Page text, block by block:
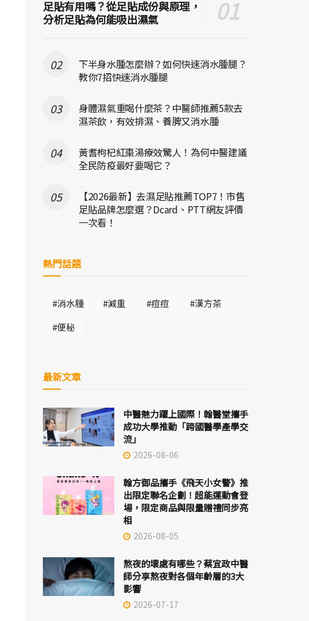
足貼有用嗎？從足貼成份與原理，
分析足貼為何能吸出濕氣
下半身水腫怎麼辦？如何快速消水腫腿？
教你7招快速消水腫腿
身體濕氣重喝什麼茶？中醫師推薦5款去
濕茶飲，有效排濕、養脾又消水腫
黃耆枸杞紅棗湯療效驚人！為何中醫建議
全民防疫最好要喝它？
【2026最新】去濕足貼推薦TOP7！市售
足貼品牌怎麼選？Dcard、PTT網友評價
一次看！
熱門話題
#消水腫 #減重 #痘痘
#漢方茶
#便秘
最新文章
中醫魅力躍上國際！翰醫堂攜手
成功大學推動「跨國醫學產學交
流」
2026-08-06
翰方御品攜手《飛天小女警》推
出限定聯名企劃！超能運動會登
場，限定商品與限量贈禮同步亮
相
2026-08-05
熬夜的壞處有哪些？蔡宜政中醫
師分享熬夜對各個年齡層的3大
影響
2026-07-17